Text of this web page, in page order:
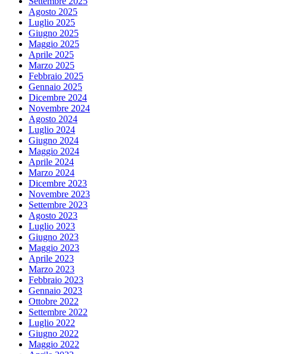
Agosto 2025
Luglio 2025
Giugno 2025
Maggio 2025
Aprile 2025
Marzo 2025
Febbraio 2025
Gennaio 2025
Dicembre 2024
Novembre 2024
Agosto 2024
Luglio 2024
Giugno 2024
Maggio 2024
Aprile 2024
Marzo 2024
Dicembre 2023
Novembre 2023
Settembre 2023
Agosto 2023
Luglio 2023
Giugno 2023
Maggio 2023
Aprile 2023
Marzo 2023
Febbraio 2023
Gennaio 2023
Ottobre 2022
Settembre 2022
Luglio 2022
Giugno 2022
Maggio 2022